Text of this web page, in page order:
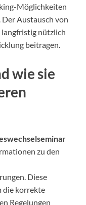
Möglichkeiten
Austausch von
langfristig nützlich
beitragen.
wie sie
zu den
Diese
die korrekte
Regelungen